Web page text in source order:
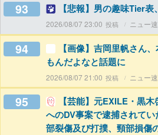
93 【悲報】男の趣味Tier
2026/08/07 23:00 ニュー速
94
【画像】吉岡里帆さん
もんだよなと話題に
2026/08/07 21:00 ニュー速
95
【芸能】元EXILE・黒
へのDV事案で逮捕されて
部裂傷及び打撲、頸部損傷